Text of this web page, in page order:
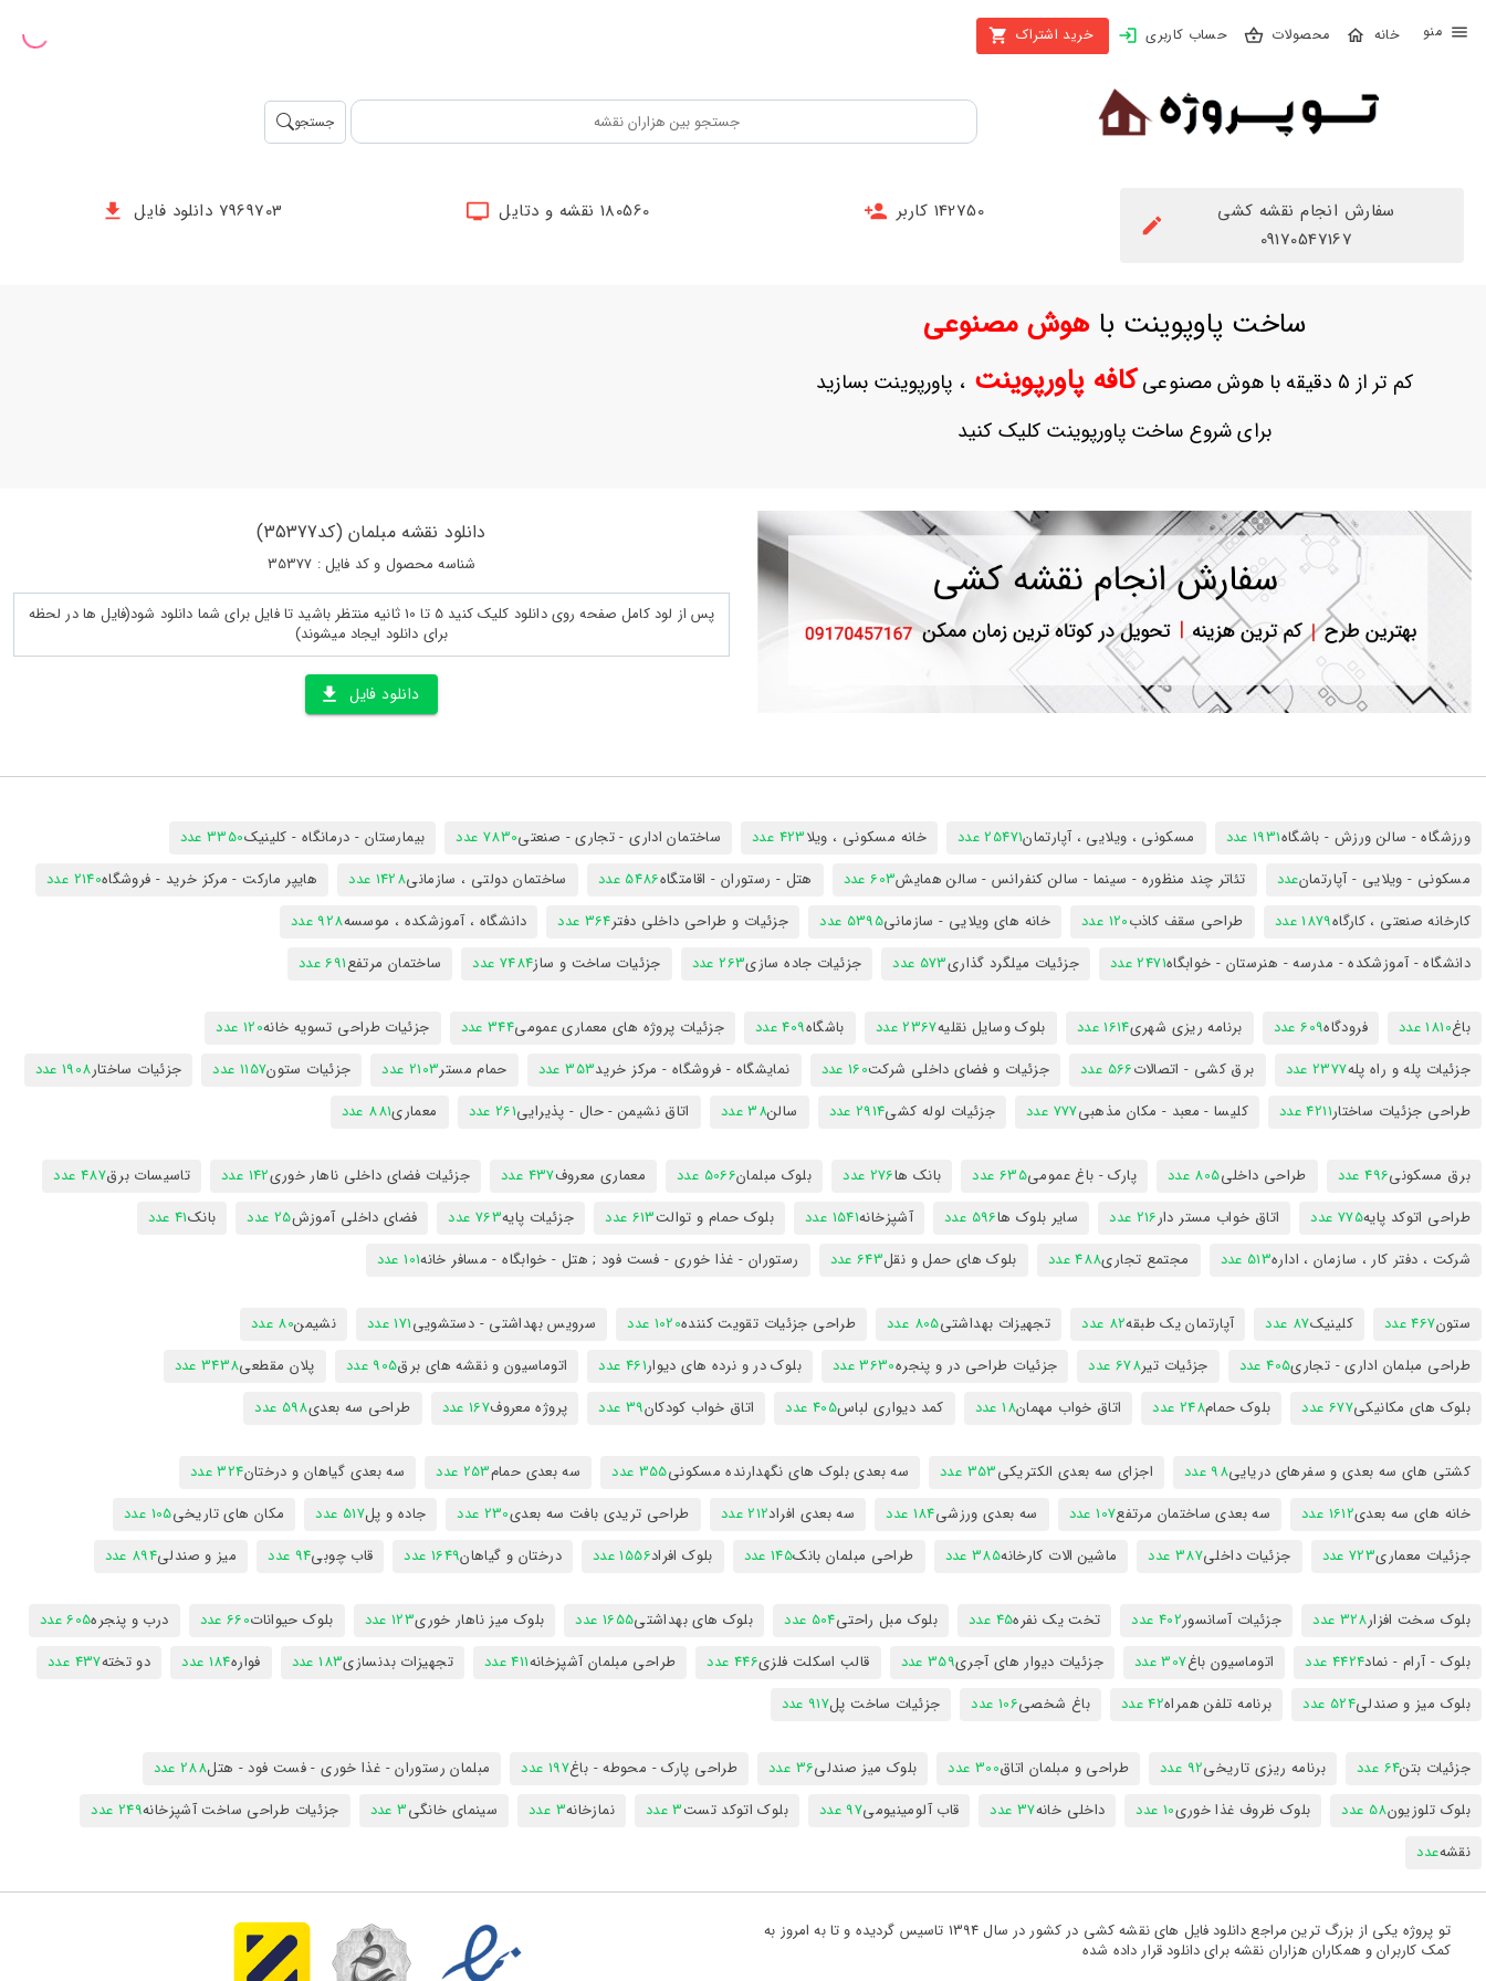
محصولات حساب کاربری خرید اشتراک
بستن
محصولات
نام
بازیابی
رمز
جستجو
سفارش انجام نقشه کشی
09170547167
142750 کاربر 180560 نقشه و دتایل 7969703 دانلود فایل
ساخت پاوپوینت باهوش مصنوعی
کم تر از 5 دقیقه با هوش مصنوعی کافه پاورپوینت، پاورپوینت بسازید
برای شروع ساخت پاورپوینت کلیک کنید
دانلود نقشه مبلمان (کد35377)
شناسه محصول و کد فایل : 35377
پس از لود کامل صفحه روی دانلود کلیک کنید 5 تا 10 ثانیه منتظر باشید تا فایل برای شما دانلود شود(فایل ها در لحظه
برای دانلود ایجاد میشوند)
دانلود فایل
ورزشگاه - سالن ورزش - باشگاه1931 عدد مسکونی ، ویلایی ، آپارتمان25471 عدد خانه مسکونی ، ویلا423 عدد ساختمان اداری - تجاری - صنعتی7830 عدد بیمارستان - درمانگاه - کلینیک3350 عدد
مسکونی - ویلایی - آپارتمانعدد تئاتر چند منظوره - سینما - سالن کنفرانس - سالن همایش603 عدد هتل - رستوران - اقامتگاه5486 عدد ساختمان دولتی ، سازمانی1428 عدد هایپر مارکت - مرکز خرید - فروشگاه2140 عدد
کارخانه صنعتی ، کارگاه1879 عدد طراحی سقف کاذب120 عدد خانه های ویلایی - سازمانی5395 عدد جزئیات و طراحی داخلی دفتر364 عدد دانشگاه ، آموزشکده ، موسسه928 عدد
دانشگاه - آموزشکده - مدرسه - هنرستان - خوابگاه2471 عدد جزئیات میلگرد گذاری573 عدد جزئیات جاده سازی263 عدد جزئیات ساخت و ساز7484 عدد ساختمان مرتفع691 عدد
باغ1810 عدد فرودگاه609 عدد برنامه ریزی شهری1614 عدد بلوک وسایل نقلیه2367 عدد باشگاه409 عدد جزئیات پروژه های معماری عمومی344 عدد جزئیات طراحی تسویه خانه120 عدد
جزئیات پله و راه پله2377 عدد برق کشی - اتصالات566 عدد جزئیات و فضای داخلی شرکت160 عدد نمایشگاه - فروشگاه - مرکز خرید353 عدد حمام مستر2103 عدد جزئیات ستون1157 عدد جزئیات ساختار1908 عدد
طراحی جزئیات ساختار4211 عدد کلیسا - معبد - مکان مذهبی777 عدد جزئیات لوله کشی2914 عدد سالن38 عدد اتاق نشیمن - حال - پذیرایی261 عدد معماری881 عدد
برق مسکونی496 عدد طراحی داخلی805 عدد پارک - باغ عمومی635 عدد بانک ها276 عدد بلوک مبلمان5066 عدد معماری معروف437 عدد جزئیات فضای داخلی ناهار خوری142 عدد تاسیسات برق487 عدد
طراحی اتوکد پایه775 عدد اتاق خواب مستر دار216 عدد سایر بلوک ها596 عدد آشپزخانه1541 عدد بلوک حمام و توالت613 عدد جزئیات پایه763 عدد فضای داخلی آموزش25 عدد بانک41 عدد
شرکت ، دفتر کار ، سازمان ، اداره513 عدد مجتمع تجاری488 عدد بلوک های حمل و نقل643 عدد رستوران - غذا خوری - فست فود ; هتل - خوابگاه - مسافر خانه101 عدد
ستون467 عدد کلینیک87 عدد آپارتمان یک طبقه82 عدد تجهیزات بهداشتی805 عدد طراحی جزئیات تقویت کننده1020 عدد سرویس بهداشتی - دستشویی171 عدد نشیمن80 عدد
طراحی مبلمان اداری - تجاری405 عدد جزئیات تیر678 عدد جزئیات طراحی در و پنجره3630 عدد بلوک در و نرده های دیوار461 عدد اتوماسیون و نقشه های برق905 عدد پلان مقطعی3438 عدد
بلوک های مکانیکی677 عدد بلوک حمام248 عدد اتاق خواب مهمان18 عدد کمد دیواری لباس405 عدد اتاق خواب کودکان39 عدد پروژه معروف167 عدد طراحی سه بعدی598 عدد
کشتی های سه بعدی و سفرهای دریایی98 عدد اجزای سه بعدی الکتریکی353 عدد سه بعدی بلوک های نگهدارنده مسکونی355 عدد سه بعدی حمام253 عدد سه بعدی گیاهان و درختان324 عدد
خانه های سه بعدی1612 عدد سه بعدی ساختمان مرتفع107 عدد سه بعدی ورزشی184 عدد سه بعدی افراد212 عدد طراحی تریدی بافت سه بعدی230 عدد جاده و پل517 عدد مکان های تاریخی105 عدد
جزئیات معماری723 عدد جزئیات داخلی387 عدد ماشین الات کارخانه385 عدد طراحی مبلمان بانک145 عدد بلوک افراد1556 عدد درختان و گیاهان1649 عدد قاب چوبی94 عدد میز و صندلی894 عدد
بلوک سخت افزار328 عدد جزئیات آسانسور402 عدد تخت یک نفره45 عدد بلوک مبل راحتی504 عدد بلوک های بهداشتی1655 عدد بلوک میز ناهار خوری123 عدد بلوک حیوانات660 عدد درب و پنجره605 عدد
بلوک - آرام - نماد4424 عدد اتوماسیون باغ307 عدد جزئیات دیوار های آجری359 عدد قالب اسکلت فلزی446 عدد طراحی مبلمان آشپزخانه411 عدد تجهیزات بدنسازی183 عدد فواره184 عدد دو تخته437 عدد
بلوک میز و صندلی524 عدد برنامه تلفن همراه42 عدد باغ شخصی106 عدد جزئیات ساخت پل917 عدد
جزئیات بتن64 عدد برنامه ریزی تاریخی92 عدد طراحی و مبلمان اتاق300 عدد بلوک میز صندلی36 عدد طراحی پارک - محوطه - باغ197 عدد مبلمان رستوران - غذا خوری - فست فود - هتل288 عدد
بلوک تلوزیون58 عدد بلوک ظروف غذا خوری10 عدد داخلی خانه37 عدد قاب آلومینیومی97 عدد بلوک اتوکد تست3 عدد نمازخانه3 عدد سینمای خانگی3 عدد جزئیات طراحی ساخت آشپزخانه249 عدد
نقشهعدد
تو پروژه یکی از بزرگ ترین مراجع دانلود فایل های نقشه کشی در کشور در سال 1394 تاسیس گردیده و تا به امروز به
کمک کاربران و همکاران هزاران نقشه برای دانلود قرار داده شده